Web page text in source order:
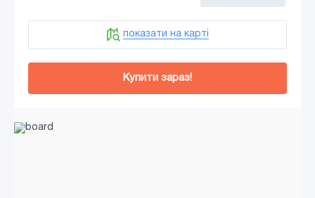
показати на карті
Купити зараз!